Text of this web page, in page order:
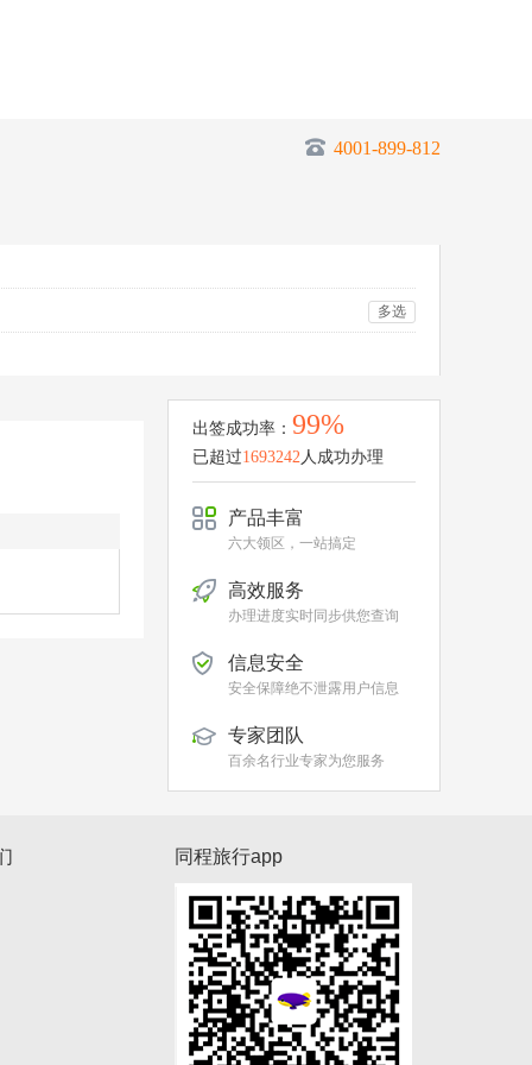
4001-899-812
多选
出签成功率： 99%
已超过1693242人成功办理
产品丰富
六大领区，一站搞定
高效服务
办理进度实时同步供您查询
信息安全
安全保障绝不泄露用户信息
专家团队
百余名行业专家为您服务
同程旅行app